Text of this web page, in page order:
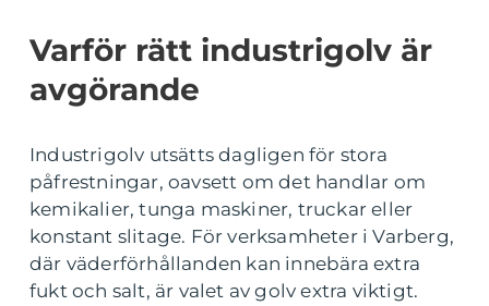
Varför rätt industrigolv är
avgörande
Industrigolv utsätts dagligen för stora
påfrestningar, oavsett om det handlar om
kemikalier, tunga maskiner, truckar eller
konstant slitage. För verksamheter i Varberg,
där väderförhållanden kan innebära extra
fukt och salt, är valet av golv extra viktigt.